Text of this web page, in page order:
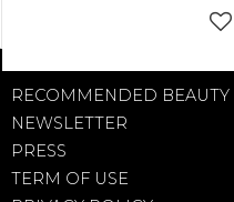
RECOMMENDED
NEWSLETTER
PRESS
TERM OF USE